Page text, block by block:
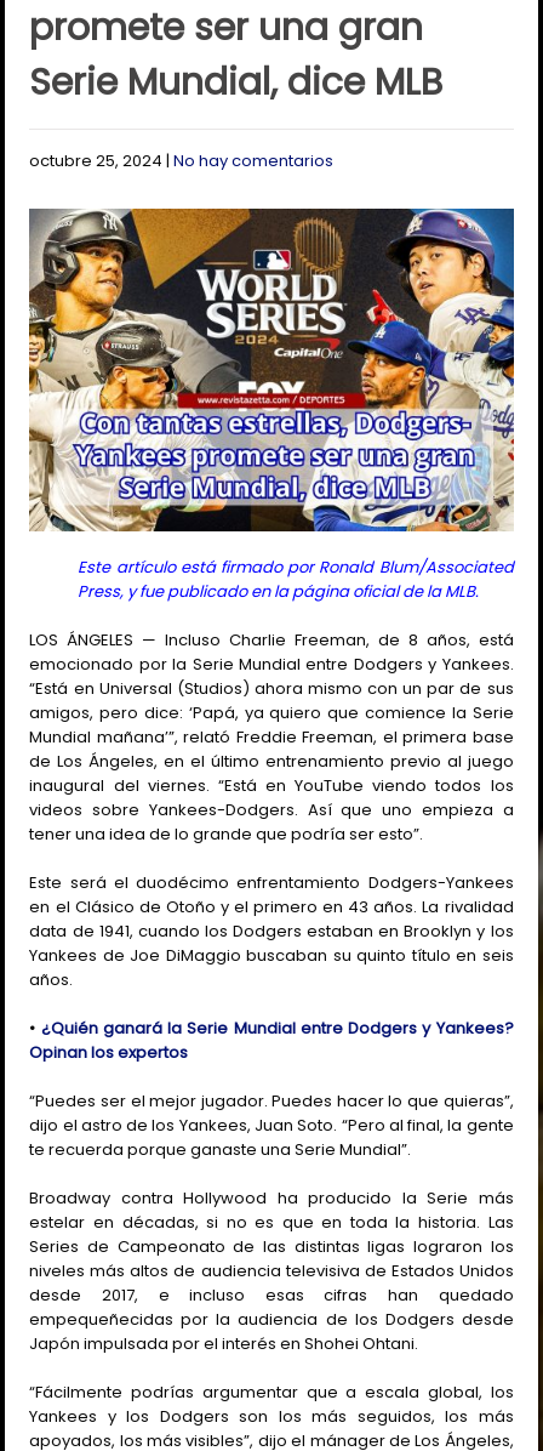
promete ser una gran
Serie Mundial, dice MLB
octubre 25, 2024 |No hay comentarios
Este artículo está firmado por Ronald Blum/Associated
Press, y fue publicado en la página oficial de la MLB.
LOS ÁNGELES — Incluso Charlie Freeman, de 8 años, está
emocionado por la Serie Mundial entre Dodgers y Yankees.
“Está en Universal (Studios) ahora mismo con un par de sus
amigos, pero dice: ‘Papá, ya quiero que comience la Serie
Mundial mañana’”, relató Freddie Freeman, el primera base
de Los Ángeles, en el último entrenamiento previo al juego
inaugural del viernes. “Está en YouTube viendo todos los
videos sobre Yankees-Dodgers. Así que uno empieza a
tener una idea de lo grande que podría ser esto”.
Este será el duodécimo enfrentamiento Dodgers-Yankees
en el Clásico de Otoño y el primero en 43 años. La rivalidad
data de 1941, cuando los Dodgers estaban en Brooklyn y los
Yankees de Joe DiMaggio buscaban su quinto título en seis
años.
• ¿Quién ganará la Serie Mundial entre Dodgers y Yankees?
Opinan los expertos
“Puedes ser el mejor jugador. Puedes hacer lo que quieras”,
dijo el astro de los Yankees, Juan Soto. “Pero al final, la gente
te recuerda porque ganaste una Serie Mundial”.
Broadway contra Hollywood ha producido la Serie más
estelar en décadas, si no es que en toda la historia. Las
Series de Campeonato de las distintas ligas lograron los
niveles más altos de audiencia televisiva de Estados Unidos
desde 2017, e incluso esas cifras han quedado
empequeñecidas por la audiencia de los Dodgers desde
Japón impulsada por el interés en Shohei Ohtani.
“Fácilmente podrías argumentar que a escala global, los
Yankees y los Dodgers son los más seguidos, los más
apoyados, los más visibles”, dijo el mánager de Los Ángeles,